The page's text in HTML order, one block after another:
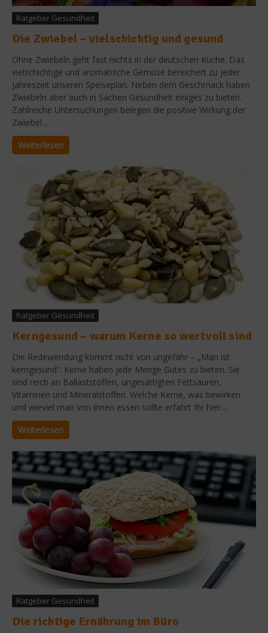
Ratgeber Gesundheit
Die Zwiebel – vielschichtig und gesund
Ohne Zwiebeln geht fast nichts in der deutschen Küche. Das
vielschichtige und aromatische Gemüse bereichert zu jeder
Jahreszeit unseren Speiseplan. Neben dem Geschmack haben
Zwiebeln aber auch in Sachen Gesundheit einiges zu bieten.
Zahlreiche Untersuchungen belegen die positive Wirkung der
Zwiebel....
Weiterlesen
Ratgeber Gesundheit
Kerngesund – warum Kerne so wertvoll sind
Die Redewendung kommt nicht von ungefähr – „Man ist
kerngesund“. Kerne haben jede Menge Gutes zu bieten. Sie
sind reich an Ballaststoffen, ungesättigten Fettsäuren,
Vitaminen und Mineralstoffen. Welche Kerne, was bewirken
und wieviel man von ihnen essen sollte erfahrt Ihr hier....
Weiterlesen
Ratgeber Gesundheit
Die richtige Ernährung im Büro